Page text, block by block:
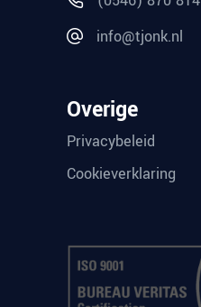
info@tjonk.nl
Overige
Privacybeleid
Cookieverklaring